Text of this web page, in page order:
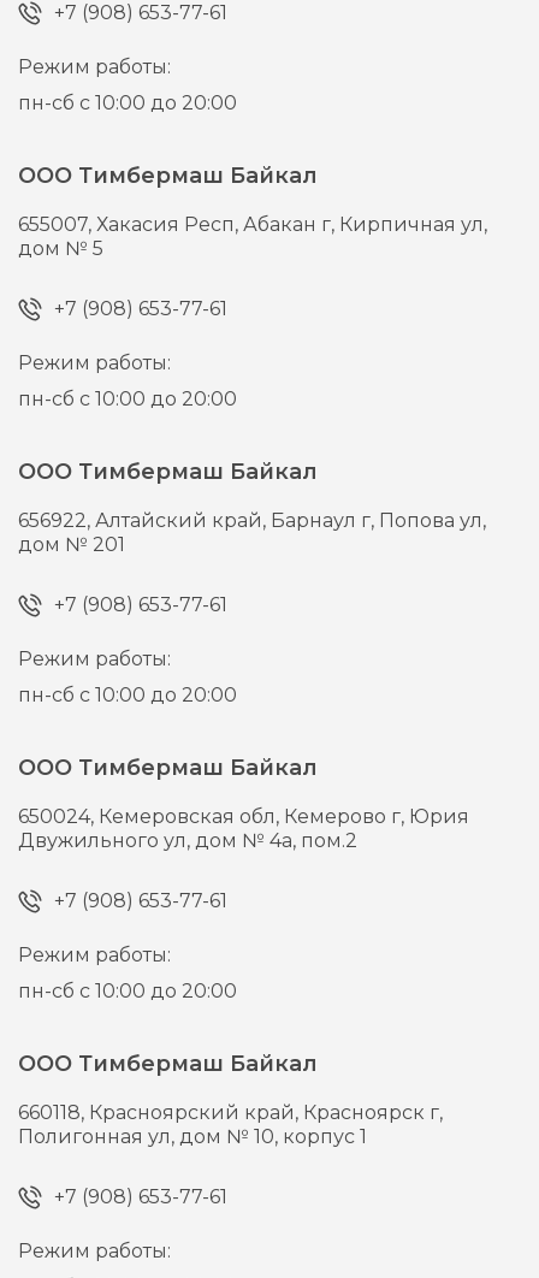
+7 (908) 653-77-61
Режим работы:
пн-сб с 10:00 до 20:00
ООО Тимбермаш Байкал
655007,Хакасия Респ, Абакан г, Кирпичная ул,
дом № 5
+7 (908) 653-77-61
Режим работы:
пн-сб с 10:00 до 20:00
ООО Тимбермаш Байкал
656922,Алтайский край, Барнаул г, Попова ул,
дом № 201
+7 (908) 653-77-61
Режим работы:
пн-сб с 10:00 до 20:00
ООО Тимбермаш Байкал
650024, Кемеровская обл, Кемерово г, Юрия
Двужильного ул, дом № 4а, пом.2
+7 (908) 653-77-61
Режим работы:
пн-сб с 10:00 до 20:00
ООО Тимбермаш Байкал
660118, Красноярский край, Красноярск г,
Полигонная ул, дом № 10, корпус 1
+7 (908) 653-77-61
Режим работы: